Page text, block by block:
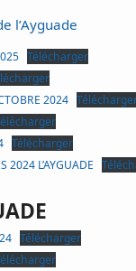
l’Ayguade
Télécharger
2024
Télécharger
2024 L’AYGUADE
Télécharger